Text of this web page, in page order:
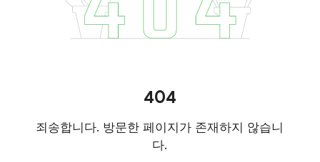
404
죄송합니다. 방문한 페이지가 존재하지 않습니
다.